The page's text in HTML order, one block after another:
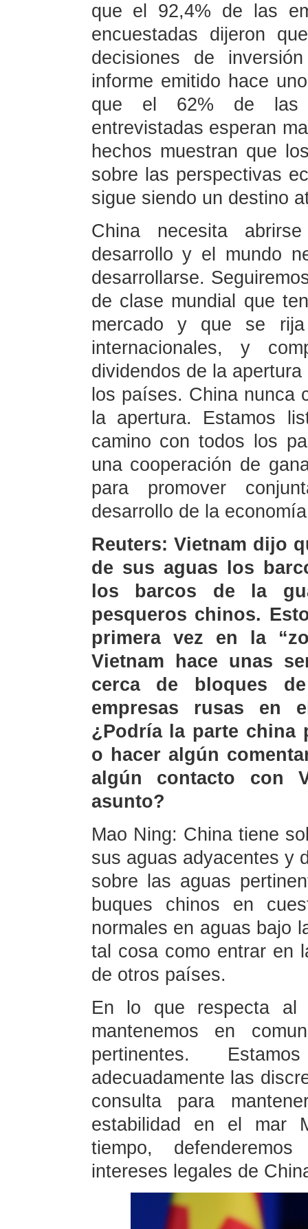
que el 92,4% de las
encuestadas dijeron
decisiones de
informe emitido hace
que el 62% de las
entrevistadas esperan
hechos muestran que
sobre las perspectivas
sigue siendo un destino
China necesita
desarrollo y el mundo
desarrollarse.
de clase mundial que
mercado y que se
internacionales, y
dividendos de la
los países. China nunca
la apertura. Estamos
camino con todos los
una cooperación de
para promover
desarrollo de la
Reuters: Vietnam dijo
de sus aguas los
los barcos de la
pesqueros chinos.
primera vez en la
Vietnam hace unas
cerca de bloques
empresas rusas en
¿Podría la parte china
o hacer algún
algún contacto con
asunto?
Mao Ning: China tiene
sus aguas adyacentes y
sobre las aguas
buques chinos en
normales en aguas bajo
tal cosa como entrar en
de otros países.
En lo que respecta al
mantenemos en
pertinentes.
adecuadamente las
consulta para
estabilidad en el mar
tiempo,
intereses legales de